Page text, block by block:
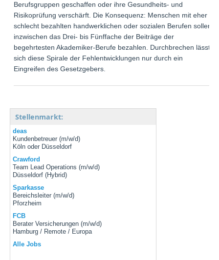
Berufsgruppen geschaffen oder ihre Gesundheits- und
Risikoprüfung verschärft. Die Konsequenz: Menschen mit eher
schlecht bezahlten handwerklichen oder sozialen Berufen sollen
inzwischen das Drei- bis Fünffache der Beiträge der
begehrtesten Akademiker-Berufe bezahlen. Durchbrechen lässt
sich diese Spirale der Fehlentwicklungen nur durch ein
Eingreifen des Gesetzgebers.
Stellenmarkt:
deas
Kundenbetreuer (m/w/d)
Köln oder Düsseldorf
Crawford
Team Lead Operations (m/w/d)
Düsseldorf (Hybrid)
Sparkasse
Bereichsleiter (m/w/d)
Pforzheim
FCB
Berater Versicherungen (m/w/d)
Hamburg / Remote / Europa
Alle Jobs